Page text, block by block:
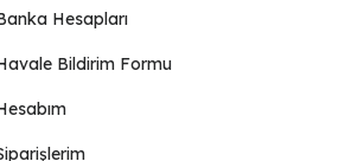
Hesapları
Bildirim Formu